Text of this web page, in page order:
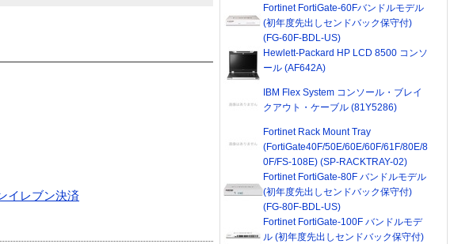
イレブン決済
Fortinet FortiGate-60Fバンドルモデル
(初年度先出しセンドバック保守付)
(FG-60F-BDL-US)
Hewlett-Packard HP LCD 8500 コンソ
ール (AF642A)
IBM Flex System コンソール・ブレイ
クアウト・ケーブル (81Y5286)
Fortinet Rack Mount Tray
(FortiGate40F/50E/60E/60F/61F/80E/8
0F/FS-108E) (SP-RACKTRAY-02)
Fortinet FortiGate-80F バンドルモデル
(初年度先出しセンドバック保守付)
(FG-80F-BDL-US)
Fortinet FortiGate-100F バンドルモデ
ル (初年度先出しセンドバック保守付)